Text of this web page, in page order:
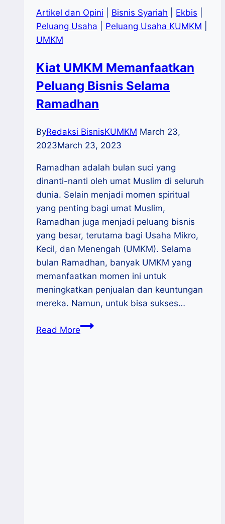
Artikel dan Opini Bisnis Syariah Ekbis
Peluang Usaha
Peluang Usaha KUMKM
UMKM
Kiat UMKM Memanfaatkan
Peluang Bisnis Selama
Ramadhan
ByRedaksi BisnisKUMKM March 23,
2023March 23, 2023
Ramadhan adalah bulan suci yang
dinanti-nanti oleh umat Muslim di seluruh
dunia. Selain menjadi momen spiritual
yang penting bagi umat Muslim,
Ramadhan juga menjadi peluang bisnis
yang besar, terutama bagi Usaha Mikro,
Kecil, dan Menengah (UMKM). Selama
bulan Ramadhan, banyak UMKM yang
memanfaatkan momen ini untuk
meningkatkan penjualan dan keuntungan
mereka. Namun, untuk bisa sukses…
Read MoreKiat